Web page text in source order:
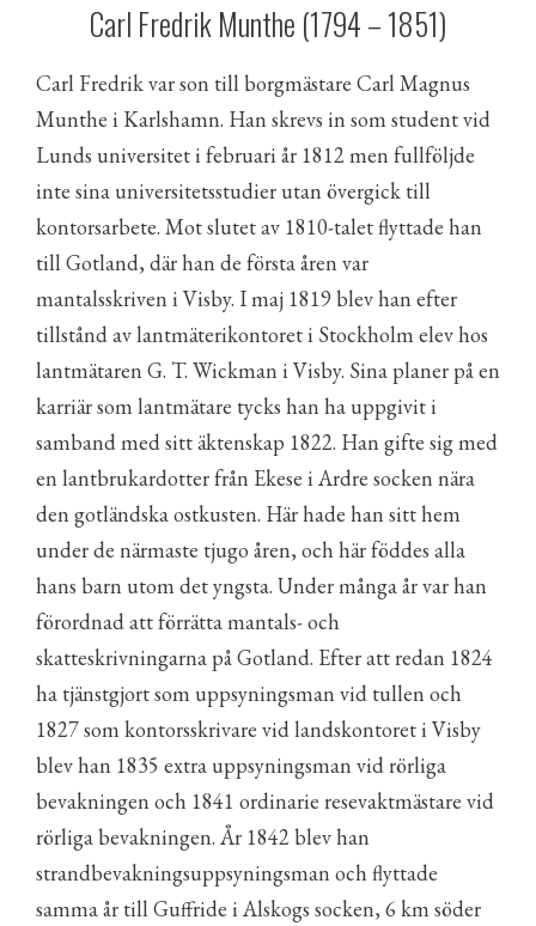
Carl Fredrik Munthe (1794 – 1851)
Carl Fredrik var son till borgmästare Carl Magnus
Munthe i Karlshamn. Han skrevs in som student vid
Lunds universitet i februari år 1812 men fullföljde
inte sina universitetsstudier utan övergick till
kontorsarbete. Mot slutet av 1810-talet flyttade han
till Gotland, där han de första åren var
mantalsskriven i Visby. I maj 1819 blev han efter
tillstånd av lantmäterikontoret i Stockholm elev hos
lantmätaren G. T. Wickman i Visby. Sina planer på en
karriär som lantmätare tycks han ha uppgivit i
samband med sitt äktenskap 1822. Han gifte sig med
en lantbrukardotter från Ekese i Ardre socken nära
den gotländska ostkusten. Här hade han sitt hem
under de närmaste tjugo åren, och här föddes alla
hans barn utom det yngsta. Under många år var han
förordnad att förrätta mantals- och
skatteskrivningarna på Gotland. Efter att redan 1824
ha tjänstgjort som uppsyningsman vid tullen och
1827 som kontorsskrivare vid landskontoret i Visby
blev han 1835 extra uppsyningsman vid rörliga
bevakningen och 1841 ordinarie resevaktmästare vid
rörliga bevakningen. År 1842 blev han
strandbevakningsuppsyningsman och flyttade
samma år till Guffride i Alskogs socken, 6 km söder